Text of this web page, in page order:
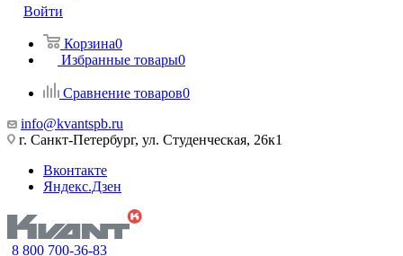
Войти
Корзина0
Избранные товары0
Сравнение товаров0
info@kvantspb.ru
г. Санкт-Петербург, ул. Студенческая, 26к1
Вконтакте
Яндекс.Дзен
8 800 700-36-83